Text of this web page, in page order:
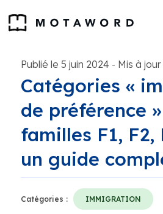
Publié le 5 juin 2024 - Mis à
Catégories «
de préférence
familles F1, F2,
un guide
Catégories : IMMIGRATION